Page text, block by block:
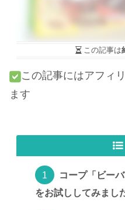
この記事は
この記事にはアフィ
ます
コープ「ビー
をお試ししてみまし